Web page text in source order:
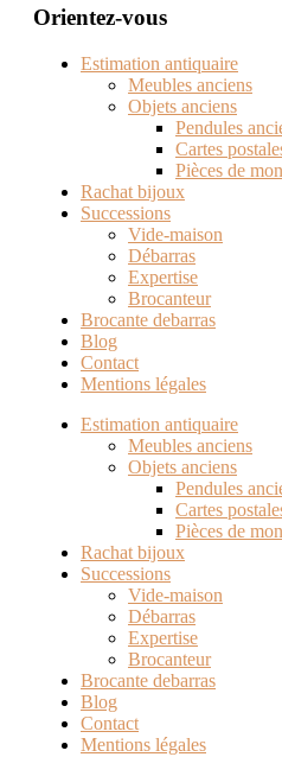
Orientez-vous
Estimation antiquaire
Meubles anciens
Objets anciens
Pendules
Cartes
Pièces de
Rachat bijoux
Successions
Vide-maison
Débarras
Expertise
Brocanteur
Brocante debarras
Blog
Contact
Mentions légales
Estimation antiquaire
Meubles anciens
Objets anciens
Pendules
Cartes
Pièces de
Rachat bijoux
Successions
Vide-maison
Débarras
Expertise
Brocanteur
Brocante debarras
Blog
Contact
Mentions légales